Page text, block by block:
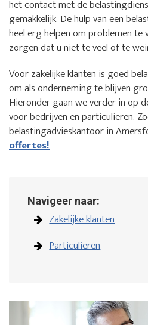
het contact met de
gemakkelijk. De hulp van een
heel erg helpen om problemen
zorgen dat u niet te veel of te
Voor zakelijke klanten is goed
om als onderneming te blijven
Hieronder gaan we verder in op
voor bedrijven en particulieren.
belastingadvieskantoor in
offertes!
Navigeer naar:
Zakelijke klanten
Particulieren